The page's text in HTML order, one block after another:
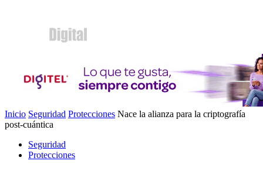
Inicio Seguridad Protecciones Nace la alianza para la criptografía
post-cuántica
Seguridad
Protecciones